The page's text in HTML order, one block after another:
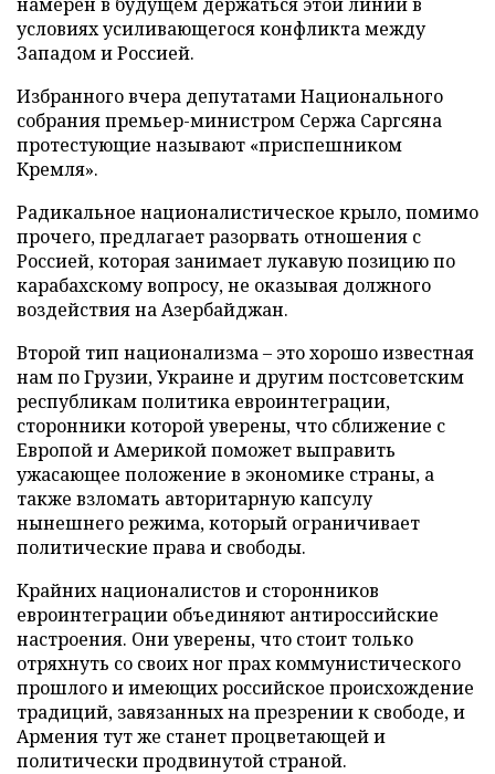
условиях усиливающегося конфликта между
Западом и Россией.
Избранного вчера депутатами Национального
собрания премьер-министром Сержа Саргсяна
протестующие называют «приспешником
Кремля».
Радикальное националистическое крыло, помимо
прочего, предлагает разорвать отношения с
Россией, которая занимает лукавую позицию по
карабахскому вопросу, не оказывая должного
воздействия на Азербайджан.
Второй тип национализма – это хорошо известная
нам по Грузии, Украине и другим постсоветским
республикам политика евроинтеграции,
сторонники которой уверены, что сближение с
Европой и Америкой поможет выправить
ужасающее положение в экономике страны, а
также взломать авторитарную капсулу
нынешнего режима, который ограничивает
политические права и свободы.
Крайних националистов и сторонников
евроинтеграции объединяют антироссийские
настроения. Они уверены, что стоит только
отряхнуть со своих ног прах коммунистического
прошлого и имеющих российское происхождение
традиций, завязанных на презрении к свободе, и
Армения тут же станет процветающей и
политически продвинутой страной.